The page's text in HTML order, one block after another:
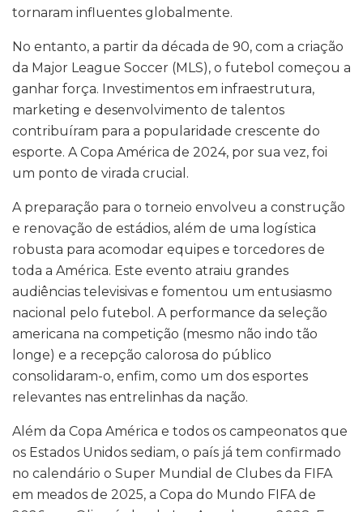
tornaram influentes globalmente.
No entanto, a partir da década de 90, com a criação
da Major League Soccer (MLS), o futebol começou a
ganhar força. Investimentos em infraestrutura,
marketing e desenvolvimento de talentos
contribuíram para a popularidade crescente do
esporte. A Copa América de 2024, por sua vez, foi
um ponto de virada crucial.
A preparação para o torneio envolveu a construção
e renovação de estádios, além de uma logística
robusta para acomodar equipes e torcedores de
toda a América. Este evento atraiu grandes
audiências televisivas e fomentou um entusiasmo
nacional pelo futebol. A performance da seleção
americana na competição (mesmo não indo tão
longe) e a recepção calorosa do público
consolidaram-o, enfim, como um dos esportes
relevantes nas entrelinhas da nação.
Além da Copa América e todos os campeonatos que
os Estados Unidos sediam, o país já tem confirmado
no calendário o Super Mundial de Clubes da FIFA
em meados de 2025, a Copa do Mundo FIFA de